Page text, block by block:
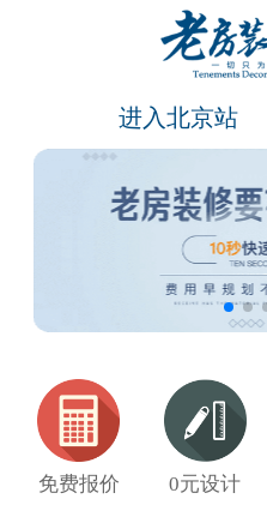
进入北京站
免费报价 0元设计